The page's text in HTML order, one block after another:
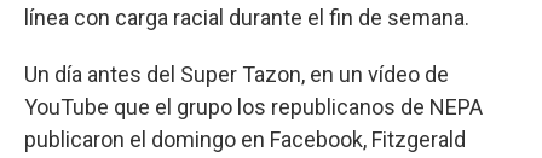
línea con carga racial durante el fin de semana.
Un día antes del Super Tazon, en un vídeo de
YouTube que el grupo los republicanos de NEPA
publicaron el domingo en Facebook, Fitzgerald